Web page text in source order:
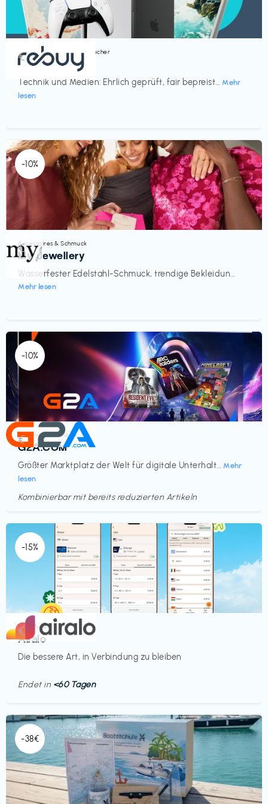
Bücher, Magazine & Hörbücher
rebuy
Technik und Medien: Ehrlich geprüft, fair bepreist... Mehr
lesen
€‎
-10%
Accessoires & Schmuck
My Jewellery
Wasserfester Edelstahl-Schmuck, trendige Bekleidun...
Mehr lesen
€‎
-10%
Elektronik & Medien
G2A.COM
Größter Marktplatz der Welt für digitale Unterhalt... Mehr
lesen
€‎
Kombinierbar mit bereits reduzierten Artikeln
-15%
Mobilfunk
Airalo
Die bessere Art, in Verbindung zu bleiben
€‎
Endet in <60 Tagen
-38€